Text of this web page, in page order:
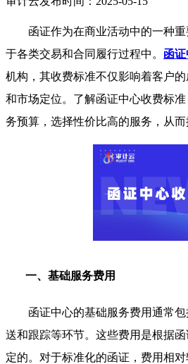
函证作为在商业活动中的一种
于各类交易和合同履行过程中。 函
机构，其收费标准不仅影响着客户
和市场定位。了解函证中心收费标
务预算，选择性价比高的服务，从而
一、基础服务费用
函证中心的基础服务费用通常
送和跟踪等环节。这些费用是根据
定的。对于标准化的函证，费用相